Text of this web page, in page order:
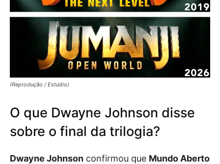
(Reprodução / Estúdio)
O que Dwayne Johnson disse
sobre o final da trilogia?
Dwayne Johnson confirmou que Mundo Aberto